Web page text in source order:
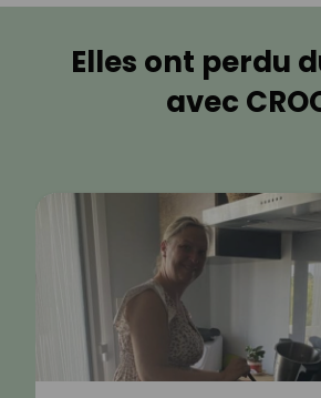
Elles ont perdu
avec